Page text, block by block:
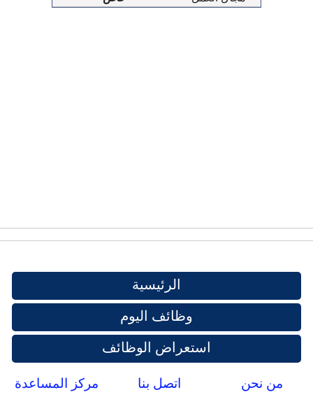
الرئيسية
وظائف اليوم
استعراض الوظائف
من نحن اتصل بنا مركز المساعدة